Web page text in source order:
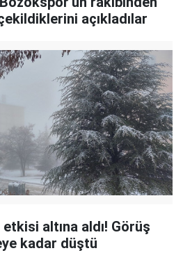
açıkladılar
altına aldı! Görüş
kadar düştü